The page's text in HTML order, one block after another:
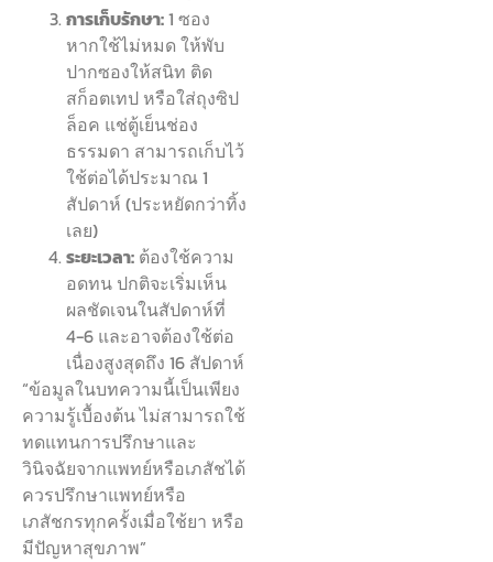
การเก็บรักษา:1 ซอง
หากใช้ไม่หมด ให้พับ
ปากซองให้สนิท ติด
สก็อตเทป หรือใส่ถุงซิป
ล็อค แช่ตู้เย็นช่อง
ธรรมดา สามารถเก็บไว้
ใช้ต่อได้ประมาณ 1
สัปดาห์ (ประหยัดกว่าทิ้ง
เลย)
ระยะเวลา: ต้องใช้ความ
อดทน ปกติจะเริ่มเห็น
ผลชัดเจนในสัปดาห์ที่
4-6 และอาจต้องใช้ต่อ
เนื่องสูงสุดถึง 16 สัปดาห์
“ข้อมูลในบทความนี้เป็นเพียง
ความรู้เบื้องต้น ไม่สามารถใช้
ทดแทนการปรึกษาและ
วินิจฉัยจากแพทย์หรือเภสัชได้
ควรปรึกษาแพทย์หรือ
เภสัชกรทุกครั้งเมื่อใช้ยา หรือ
มีปัญหาสุขภาพ”